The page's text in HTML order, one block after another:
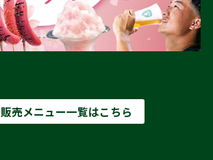
販売メニュー一覧はこちら